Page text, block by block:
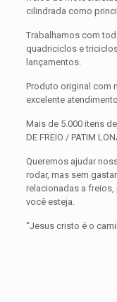
cilindrada como
Trabalhamos com
quadriciclos e
lançamentos.
Produto original com
excelente
Mais de 5.000 itens
DE FREIO / PATIM
Queremos ajudar
rodar, mas sem
relacionadas a freios,
você esteja.
“Jesus cristo é o